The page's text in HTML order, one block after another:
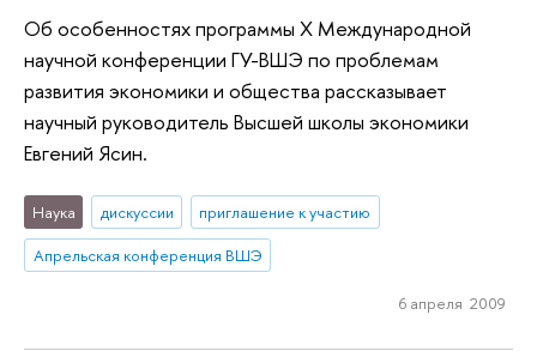
Об особенностях программы X Международной
научной конференции ГУ-ВШЭ по проблемам
развития экономики и общества рассказывает
научный руководитель Высшей школы экономики
Евгений Ясин.
Наука дискуссии
приглашение к участию
Апрельская конференция ВШЭ
6 апреля 2009